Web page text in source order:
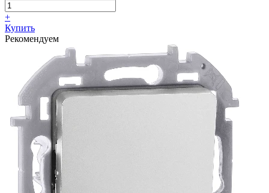
+
Купить
Рекомендуем